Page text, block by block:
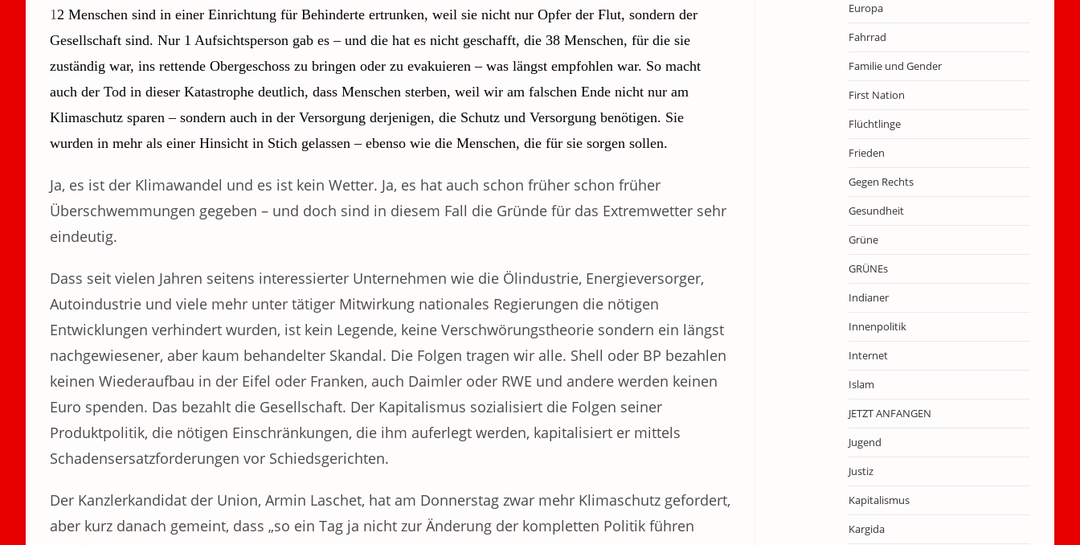
1 2 Menschen sind in einer Einrichtung für Behinderte ertrunken, weil sie nicht nur Opfer der Flut, sondern der
Gesellschaft sind. Nur 1 Aufsichtsperson gab es – und die hat es nicht geschafft, die 38 Menschen, für die sie
zuständig war, ins rettende Obergeschoss zu bringen oder zu evakuieren – was längst empfohlen war. So macht
auch der Tod in dieser Katastrophe deutlich, dass Menschen sterben, weil wir am falschen Ende nicht nur am
Klimaschutz sparen – sondern auch in der Versorgung derjenigen, die Schutz und Versorgung benötigen. Sie
wurden in mehr als einer Hinsicht in Stich gelassen – ebenso wie die Menschen, die für sie sorgen sollen.
Ja, es ist der Klimawandel und es ist kein Wetter. Ja, es hat auch schon früher schon früher
Überschwemmungen gegeben – und doch sind in diesem Fall die Gründe für das Extremwetter sehr
eindeutig.
Dass seit vielen Jahren seitens interessierter Unternehmen wie die Ölindustrie, Energieversorger,
Autoindustrie und viele mehr unter tätiger Mitwirkung nationales Regierungen die nötigen
Entwicklungen verhindert wurden, ist kein Legende, keine Verschwörungstheorie sondern ein längst
nachgewiesener, aber kaum behandelter Skandal. Die Folgen tragen wir alle. Shell oder BP bezahlen
keinen Wiederaufbau in der Eifel oder Franken, auch Daimler oder RWE und andere werden keinen
Euro spenden. Das bezahlt die Gesellschaft. Der Kapitalismus sozialisiert die Folgen seiner
Produktpolitik, die nötigen Einschränkungen, die ihm auferlegt werden, kapitalisiert er mittels
Schadensersatzforderungen vor Schiedsgerichten.
Der Kanzlerkandidat der Union, Armin Laschet, hat am Donnerstag zwar mehr Klimaschutz gefordert,
aber kurz danach gemeint, dass „so ein Tag ja nicht zur Änderung der kompletten Politik führen
Europa
Fahrrad
Familie und Gender
First Nation
Flüchtlinge
Frieden
Gegen Rechts
Gesundheit
Grüne
GRÜNEs
Indianer
Innenpolitik
Internet
Islam
JETZT ANFANGEN
Jugend
Justiz
Kapitalismus
Kargida